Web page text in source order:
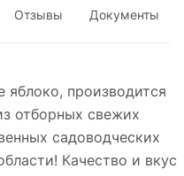
Отзывы Документы
производится
отборных свежих
садоводческих
Качество и вкус